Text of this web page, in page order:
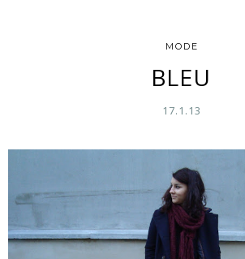
MODE
BLEU
17.1.13